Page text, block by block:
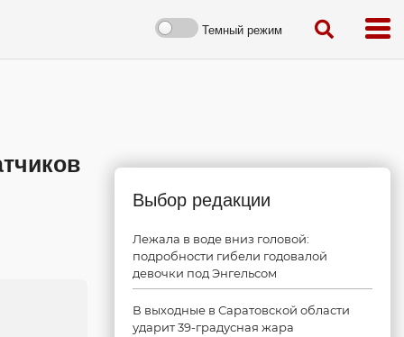
Темный режим
Выбор редакции
Лежала в воде вниз головой:
подробности гибели годовалой
девочки под Энгельсом
В выходные в Саратовской области
ударит 39-градусная жара